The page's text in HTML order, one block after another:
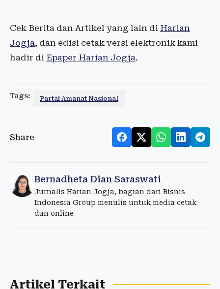
Cek Berita dan Artikel yang lain di Harian
Jogja, dan edisi cetak versi elektronik kami
hadir di Epaper Harian Jogja.
Tags: Partai Amanat Nasional
Share
Bernadheta Dian Saraswati
Jurnalis Harian Jogja, bagian dari Bisnis
Indonesia Group menulis untuk media cetak
dan online
Artikel Terkait